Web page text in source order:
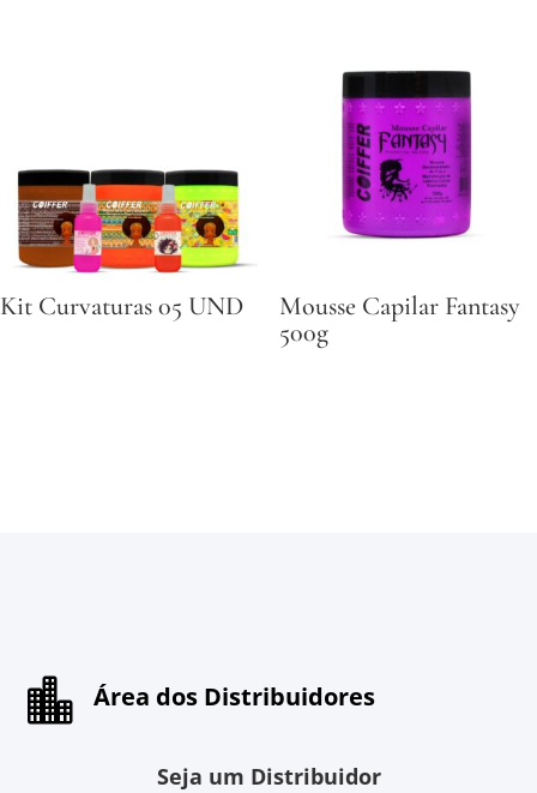
Kit Curvaturas 05 UND
Mousse Capilar Fantasy
500g
 Área dos Distribuidores
Seja um Distribuidor